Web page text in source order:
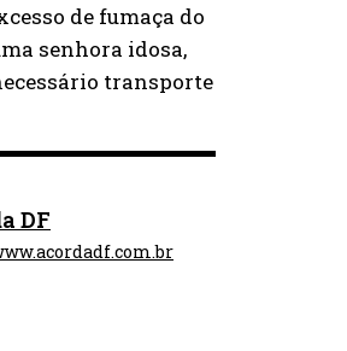
de fumaça do
senhora idosa,
transporte
DF